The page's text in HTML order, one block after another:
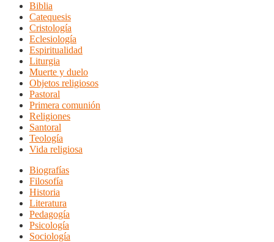
Biblia
Catequesis
Cristología
Eclesiología
Espiritualidad
Liturgia
Muerte y duelo
Objetos religiosos
Pastoral
Primera comunión
Religiones
Santoral
Teología
Vida religiosa
Biografías
Filosofía
Historia
Literatura
Pedagogía
Psicología
Sociología